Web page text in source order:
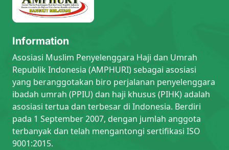
Information
Asosiasi Muslim Penyelenggara Haji dan Umrah
Republik Indonesia (AMPHURI) sebagai asosiasi
yang beranggotakan biro perjalanan penyelenggara
ibadah umrah (PPIU) dan haji khusus (PIHK) adalah
asosiasi tertua dan terbesar di Indonesia. Berdiri
pada 1 September 2007, dengan jumlah anggota
terbanyak dan telah mengantongi sertifikasi ISO
9001:2015.